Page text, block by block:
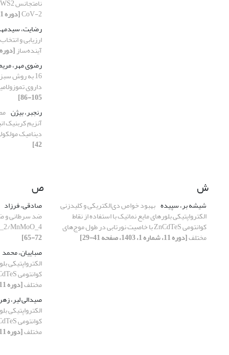
CoV-2[دوره 11، شماره 3، 1403، صفحه 80-67]
رضایت،
ارزیابی و
آینده‌ساز[دوره 11، شماره 4، 1403،
رضوی مهر،
16 به روش
داروی
105-86]
رنجبر، بیژن
دینامیک
42]
ش
شیشه بر، سپیده بهبود خواص دی‌الکتریکی و کلیدزنی
الکترواپتیکی بلورهای مایع نماتیک با استفاده از نقاط
کوانتومی ZnCdTeS با خاصیت نورتابی در طول موج‌های
مختلف[دوره 11، شماره 1، 1403، صفحه 41-29]
ص
صادقی، فرزاد
MnMoO_4
72-65]
صباییان، محمد
الکترواپتیکی
مختلف[دوره 11، شماره 1، 1403، صفحه 41-29]
صیدالی لیر،
الکترواپتیکی
مختلف[دوره 11، شماره 1، 1403، صفحه 41-29]